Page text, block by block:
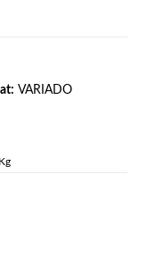
VARIADO